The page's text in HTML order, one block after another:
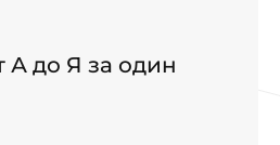
А до Я за один